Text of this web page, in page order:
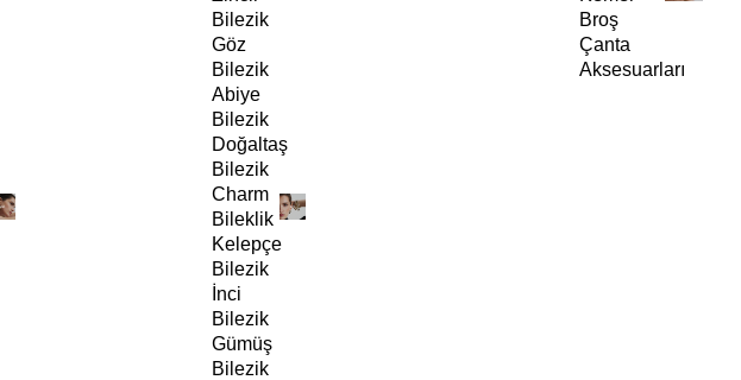
Bilezik
Göz
Bilezik
Abiye
Bilezik
Doğaltaş
Bilezik
Charm
Bileklik
Kelepçe
Bilezik
İnci
Bilezik
Gümüş
Bilezik
Broş
Çanta
Aksesuarları